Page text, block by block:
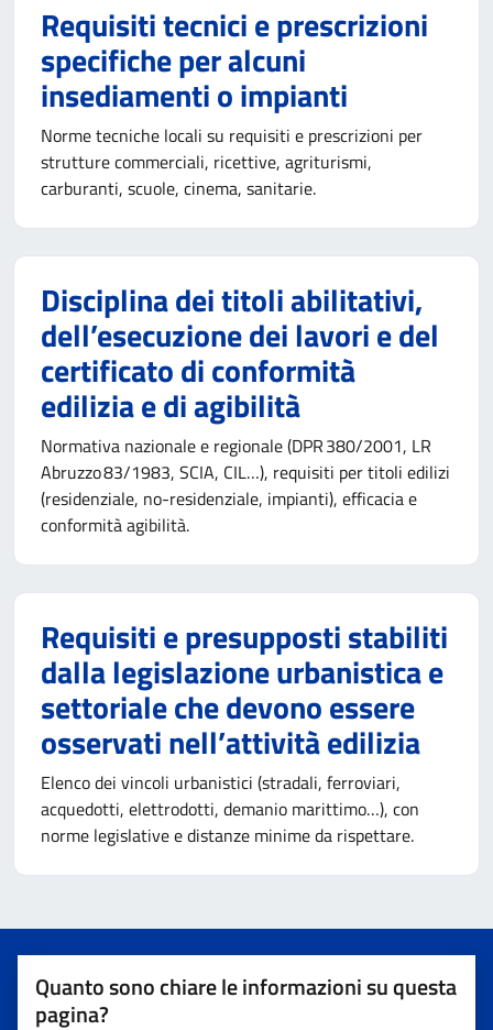
Requisiti tecnici e prescrizioni
specifiche per alcuni
insediamenti o impianti
Norme tecniche locali su requisiti e prescrizioni per
strutture commerciali, ricettive, agriturismi,
carburanti, scuole, cinema, sanitarie.
Disciplina dei titoli abilitativi,
dell’esecuzione dei lavori e del
certificato di conformità
edilizia e di agibilità
Normativa nazionale e regionale (DPR 380/2001, LR
Abruzzo 83/1983, SCIA, CIL…), requisiti per titoli edilizi
(residenziale, no-residenziale, impianti), efficacia e
conformità agibilità.
Requisiti e presupposti stabiliti
dalla legislazione urbanistica e
settoriale che devono essere
osservati nell’attività edilizia
Elenco dei vincoli urbanistici (stradali, ferroviari,
acquedotti, elettrodotti, demanio marittimo…), con
norme legislative e distanze minime da rispettare.
Quanto sono chiare le informazioni su questa
pagina?